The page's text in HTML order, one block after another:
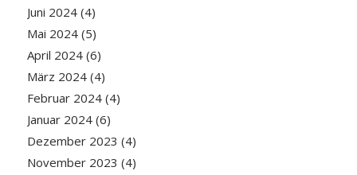
Juni 2024(4)
Mai 2024(5)
April 2024(6)
März 2024(4)
Februar 2024(4)
Januar 2024(6)
Dezember 2023 (4)
November 2023 (4)